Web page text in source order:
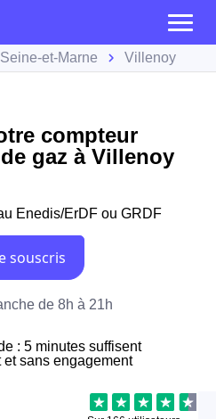
Seine-et-Marne Villenoy